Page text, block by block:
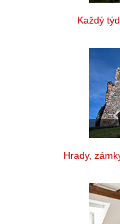
Každý
Hrady,